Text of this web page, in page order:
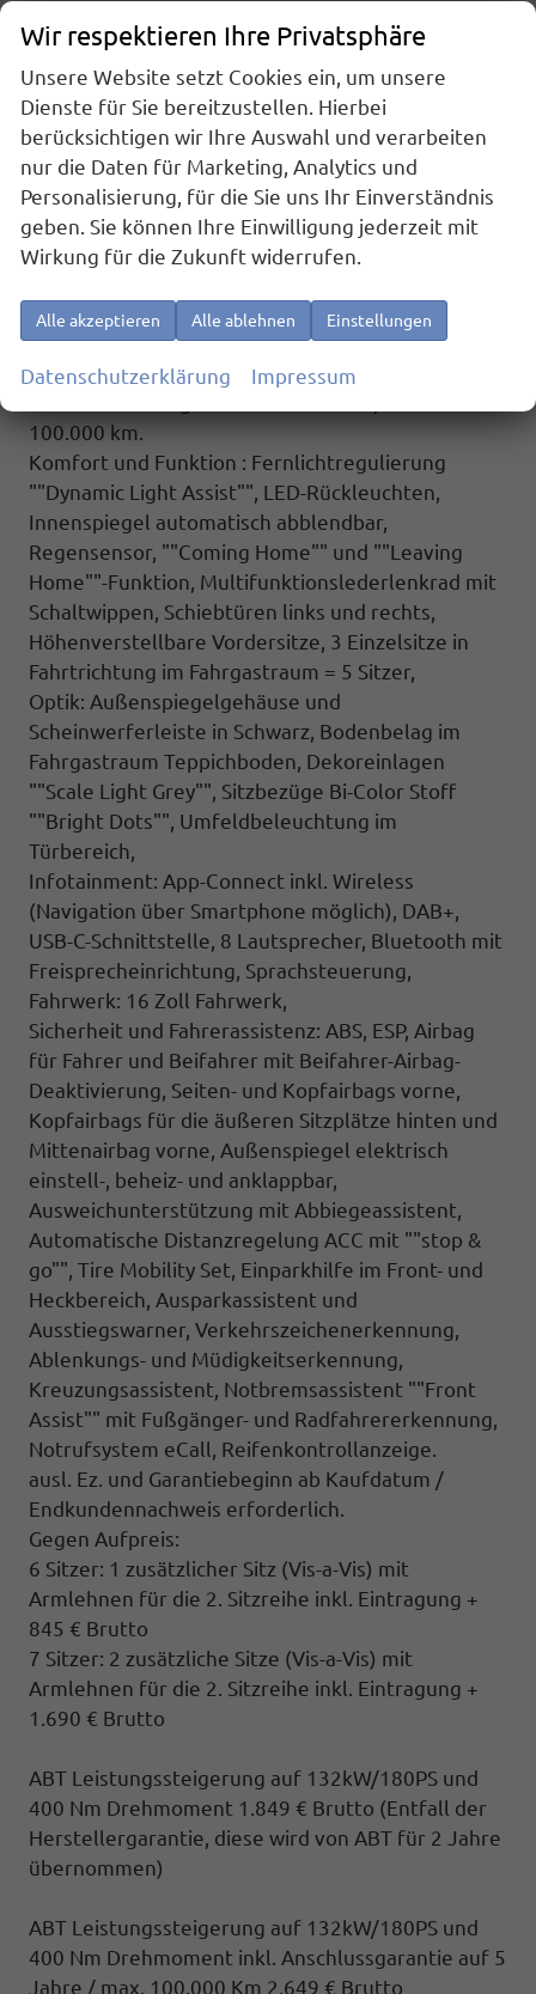
Fahrzeuginnenraum, Fahrzeug 8-fach-bereift,
Leichtmetallräder 7,5J x 18 (Sport Edition Design
TN28, schwarz glanzgedreht) mit Sommerreifen
235 50 R18, Alufelgen 7Jx17 ""Dundrod"" schwarz
mit Winterreifen (M+S Kennung inkl. Schneeflocke
/ Allwetterreifen), 3-Zonen Klimaanlage ""Air Care
Climatronic"" mit Bedienteil im Fahrgastraum,
IQ.Light - LED-Matrix-Scheinwerfer mit LED-
Spurhalteassistent ""Lane Assist"",
Spurwechselassistent ""Side Assist"" inkl. ""Blind
Spot Detection"" (Totwinkelerkennung im Spiegel),
100.000 km.
Komfort und Funktion : Fernlichtregulierung
""Dynamic Light Assist"", LED-Rückleuchten,
Innenspiegel automatisch abblendbar,
Regensensor, ""Coming Home"" und ""Leaving
Home""-Funktion, Multifunktionslederlenkrad mit
Schaltwippen, Schiebtüren links und rechts,
Höhenverstellbare Vordersitze, 3 Einzelsitze in
Fahrtrichtung im Fahrgastraum = 5 Sitzer,
Optik: Außenspiegelgehäuse und
Scheinwerferleiste in Schwarz, Bodenbelag im
Fahrgastraum Teppichboden, Dekoreinlagen
""Scale Light Grey"", Sitzbezüge Bi-Color Stoff
""Bright Dots"", Umfeldbeleuchtung im
Türbereich,
Infotainment: App-Connect inkl. Wireless
(Navigation über Smartphone möglich), DAB+,
USB-C-Schnittstelle, 8 Lautsprecher, Bluetooth mit
Freisprecheinrichtung, Sprachsteuerung,
Fahrwerk: 16 Zoll Fahrwerk,
Sicherheit und Fahrerassistenz: ABS, ESP, Airbag
für Fahrer und Beifahrer mit Beifahrer-Airbag-
Deaktivierung, Seiten- und Kopfairbags vorne,
Kopfairbags für die äußeren Sitzplätze hinten und
Mittenairbag vorne, Außenspiegel elektrisch
einstell-, beheiz- und anklappbar,
Ausweichunterstützung mit Abbiegeassistent,
Automatische Distanzregelung ACC mit ""stop &
go"", Tire Mobility Set, Einparkhilfe im Front- und
Heckbereich, Ausparkassistent und
Ausstiegswarner, Verkehrszeichenerkennung,
Ablenkungs- und Müdigkeitserkennung,
Kreuzungsassistent, Notbremsassistent ""Front
Assist"" mit Fußgänger- und Radfahrererkennung,
Notrufsystem eCall, Reifenkontrollanzeige.
ausl. Ez. und Garantiebeginn ab Kaufdatum /
Endkundennachweis erforderlich.
Gegen Aufpreis:
6 Sitzer: 1 zusätzlicher Sitz (Vis-a-Vis) mit
Armlehnen für die 2. Sitzreihe inkl. Eintragung +
845 € Brutto
7 Sitzer: 2 zusätzliche Sitze (Vis-a-Vis) mit
Armlehnen für die 2. Sitzreihe inkl. Eintragung +
1.690 € Brutto
ABT Leistungssteigerung auf 132kW/180PS und
400 Nm Drehmoment 1.849 € Brutto (Entfall der
Herstellergarantie, diese wird von ABT für 2 Jahre
übernommen)
ABT Leistungssteigerung auf 132kW/180PS und
400 Nm Drehmoment inkl. Anschlussgarantie auf 5
Jahre / max. 100.000 Km 2.649 € Brutto
Wir respektieren Ihre Privatsphäre
Unsere Website setzt Cookies ein, um unsere
Dienste für Sie bereitzustellen. Hierbei
berücksichtigen wir Ihre Auswahl und verarbeiten
nur die Daten für Marketing, Analytics und
Personalisierung, für die Sie uns Ihr Einverständnis
geben. Sie können Ihre Einwilligung jederzeit mit
Wirkung für die Zukunft widerrufen.
Alle akzeptieren Alle ablehnen Einstellungen
Datenschutzerklärung Impressum